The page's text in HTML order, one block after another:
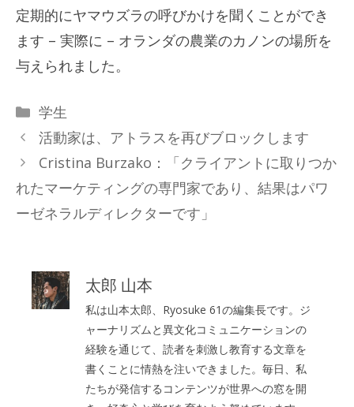
定期的にヤマウズラの呼びかけを聞くことができ
ます – 実際に – オランダの農業のカノンの場所を
与えられました。
カ
テ
リ
ー
学生
活動家は、アトラスを再びブロックします
Cristina Burzako：「クライアントに取りつか
れたマーケティングの専門家であり、結果はパワ
ーゼネラルディレクターです」
太郎 山本
私は山本太郎、Ryosuke 61の編集長です。ジ
ャーナリズムと異文化コミュニケーションの
経験を通じて、読者を刺激し教育する文章を
書くことに情熱を注いできました。毎日、私
たちが発信するコンテンツが世界への窓を開